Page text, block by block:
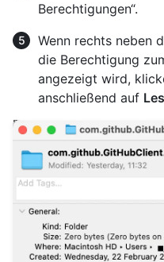
Berechtigungen“.
Wenn rechts neben
die Berechtigung
angezeigt wird,
anschließend auf